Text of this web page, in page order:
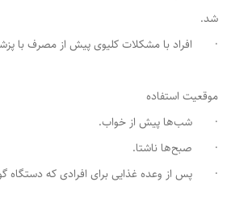
شد.
· افراد با مشکلات کلیوی پیش از مصرف با
موقعیت استفاده
· شب‌ها پیش از خواب.
· صبح‌ها ناشتا.
· پس از وعده غذایی برای افرادی که دستگاه